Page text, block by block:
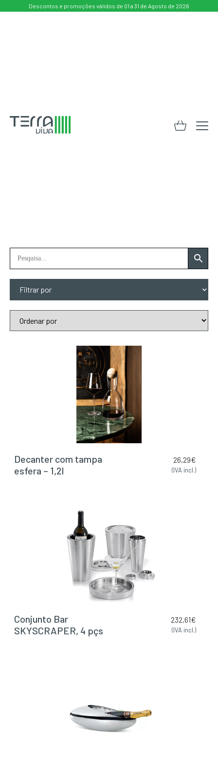
Descontos e promoções válidos de 01 a 31 de Agosto de 2026
Filtrar por
Decanter com tampa
esfera – 1,2l
26,29€
(IVA incl.)
Conjunto Bar
SKYSCRAPER, 4 pçs
232,61€
(IVA incl.)